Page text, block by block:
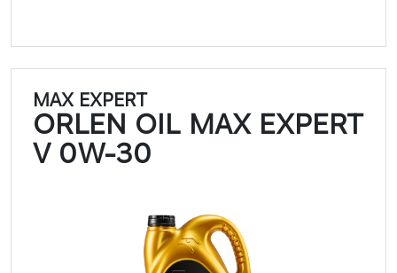
MAX EXPERT
ORLEN OIL MAX EXPERT
V 0W-30